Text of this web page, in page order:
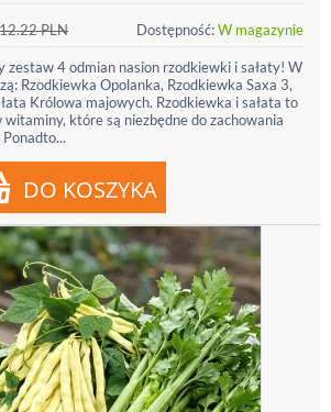
12.22PLN Dostępność:W magazynie
4 odmian nasion rzodkiewki i sałaty! W
Rzodkiewka Opolanka, Rzodkiewka Saxa 3,
Królowa majowych. Rzodkiewka i sałata to
które są niezbędne do zachowania